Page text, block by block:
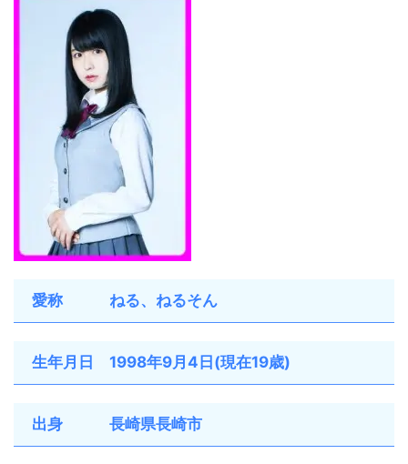
愛称 ねる、ねるそん
生年月日 1998年9月4日(現在19歳)
出身 長崎県長崎市